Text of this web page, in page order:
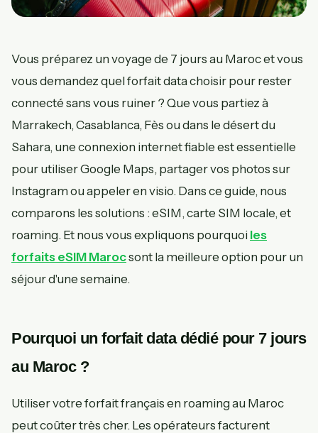
Vous préparez un voyage de 7 jours au Maroc et vous
vous demandez quel forfait data choisir pour rester
connecté sans vous ruiner ? Que vous partiez à
Marrakech, Casablanca, Fès ou dans le désert du
Sahara, une connexion internet fiable est essentielle
pour utiliser Google Maps, partager vos photos sur
Instagram ou appeler en visio. Dans ce guide, nous
comparons les solutions : eSIM, carte SIM locale, et
roaming. Et nous vous expliquons pourquoi les
forfaits eSIM Marocsont la meilleure option pour un
séjour d'une semaine.
Pourquoi un forfait data dédié pour 7 jours
au Maroc ?
Utiliser votre forfait français en roaming au Maroc
peut coûter très cher. Les opérateurs facturent